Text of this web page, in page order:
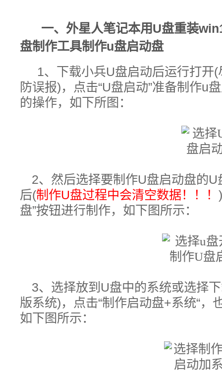
一、 外星人笔记本用U盘重装
盘制作工具制作u盘启动盘
1、下载小兵U盘启动后运行打开(
防误报)，点击“U盘启动”准备制作u盘
的操作，如下所图：
2、然后选择要制作U盘启动盘的U
后(制作U盘过程中会清空数据！！！
盘”按钮进行制作，如下图所示：
3、选择放到U盘中的系统或选择
版系统)， 点击“制作启动盘+系统“，
如下图所示：